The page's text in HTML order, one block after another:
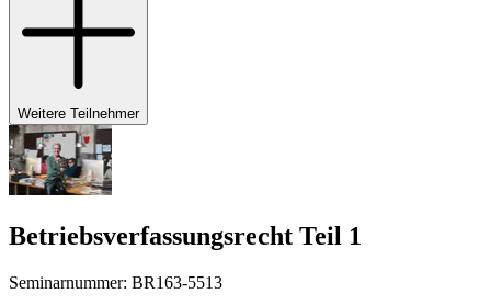
Weitere Teilnehmer
Betriebsverfassungsrecht Teil 1
Seminarnummer: BR163-5513